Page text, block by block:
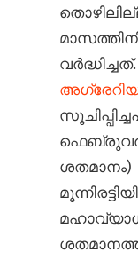
വർദ്ധിച്ചത്.
ശതമാനം)